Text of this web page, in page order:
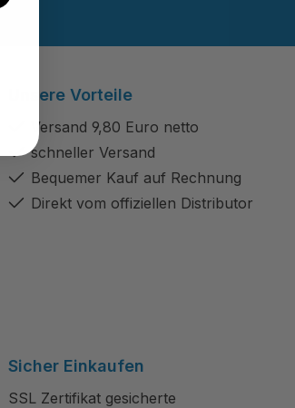
Unsere Vorteile
Versand 9,80 Euro netto
schneller Versand
Bequemer Kauf auf Rechnung
Direkt vom offiziellen Distributor
Sicher Einkaufen
SSL Zertifikat gesicherte